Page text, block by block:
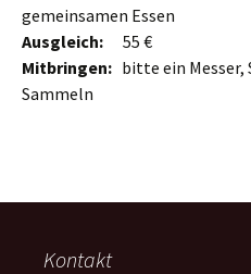
gemeinsamen Essen
Ausgleich: 55 €
Mitbringen: bitte ein
Sammeln
Kontakt